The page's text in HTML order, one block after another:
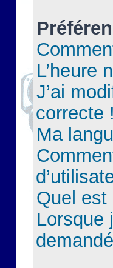
L’heure
J’ai
correcte !
Ma
Quel est
Lorsque